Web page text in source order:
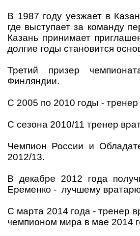
В 1987 году уезжает в
где выступает за команду
Казань принимает
долгие годы становится
Третий призер
Финляндии.
C 2005 по 2010 годы -
С сезона 2010/11 тренер
Чемпион России и
2012/13.
В декабре 2012 года
Еременко - лучшему
С марта 2014 года - тренер
чемпионом мира в мае 2014